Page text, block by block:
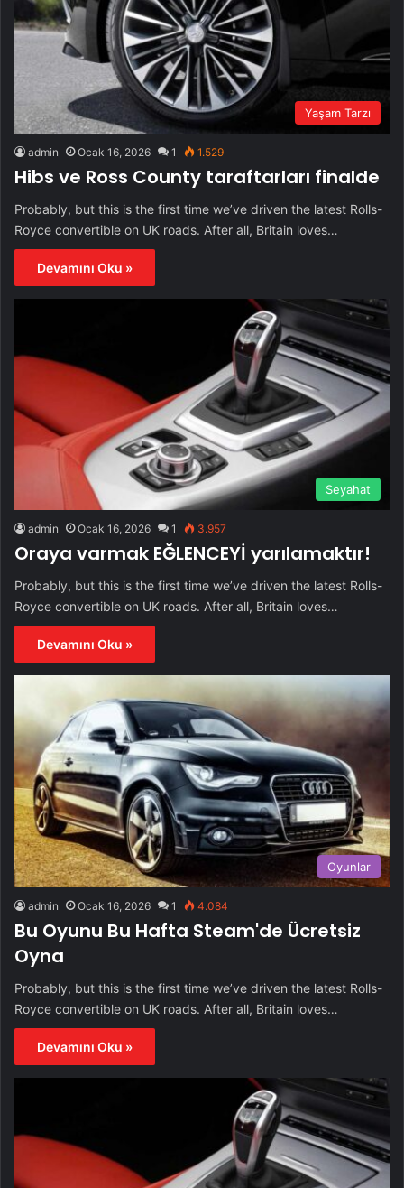
Yaşam Tarzı
admin Ocak 16, 2026 1 1.529
Hibs ve Ross County taraftarları finalde
Probably, but this is the first time we’ve driven the latest Rolls-
Royce convertible on UK roads. After all, Britain loves…
Devamını Oku »
Seyahat
admin Ocak 16, 2026 1 3.957
Oraya varmak EĞLENCEYİ yarılamaktır!
Probably, but this is the first time we’ve driven the latest Rolls-
Royce convertible on UK roads. After all, Britain loves…
Devamını Oku »
Oyunlar
admin Ocak 16, 2026 1 4.084
Bu Oyunu Bu Hafta Steam'de Ücretsiz
Oyna
Probably, but this is the first time we’ve driven the latest Rolls-
Royce convertible on UK roads. After all, Britain loves…
Devamını Oku »